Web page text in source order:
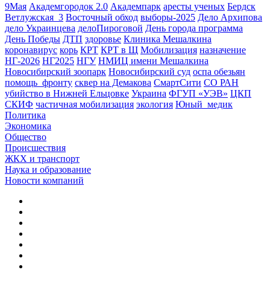
9Мая Академгородок 2.0 Академпарк аресты ученых Бердск
Ветлужская_3 Восточный обход выборы-2025 Дело Архипова
дело Украинцева делоПироговой День города программа
День Победы ДТП здоровье Клиника Мешалкина
коронавирус корь КРТ КРТ в Щ Мобилизация назначение
НГ-2026 НГ2025 НГУ НМИЦ имени Мешалкина
Новосибирский зоопарк Новосибирский суд оспа обезьян
помощь_фронту сквер на Демакова СмартСити СО РАН
убийство в Нижней Ельцовке Украина ФГУП «УЭВ» ЦКП
СКИФ частичная мобилизация экология Юный_медик
Политика
Экономика
Общество
Происшествия
ЖКХ и транспорт
Наука и образование
Новости компаний